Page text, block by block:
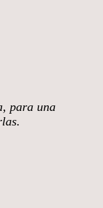
para una